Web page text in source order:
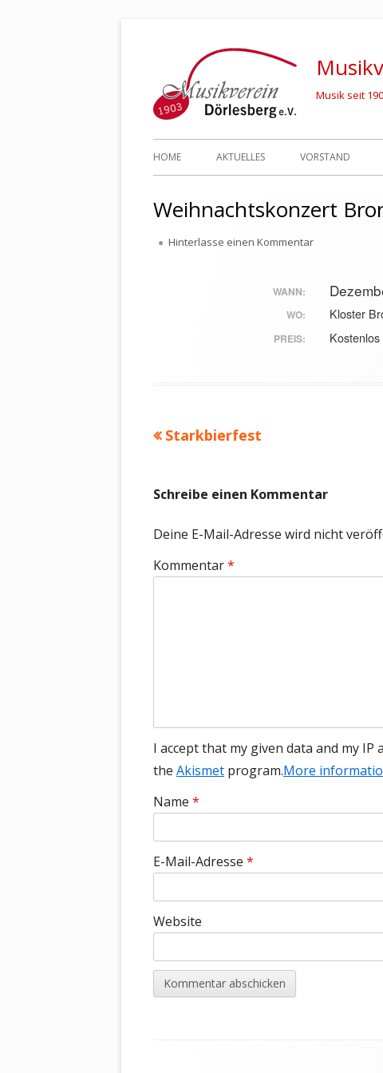
Musik seit
Primäres
HOME AKTUELLES VORSTAND
Weihnachtskonzert
Hinterlasse einen Kommentarzu
WANN:
WO: Kloster
PREIS: Kostenlos
Beitragsnavigation
Vorheriger
Starkbierfest
Schreibe einen Kommentar
Deine E-Mail-Adresse wird nicht
Kommentar*
I accept that my given data and my
the Akismet program.More
Name *
E-Mail-Adresse *
Website